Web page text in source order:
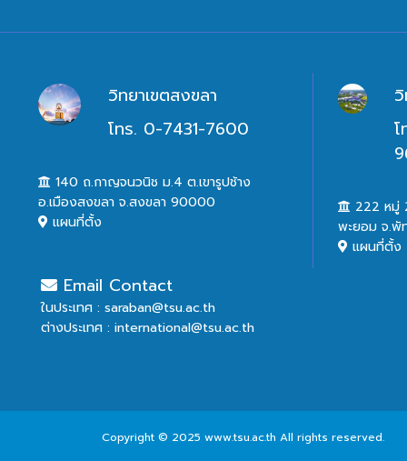
วิทยาเขตสงขลา
โทร. 0-7431-7600
140 ถ.กาญจนวนิช ม.4 ต.เขารูปช้าง
อ.เมืองสงขลา จ.สงขลา 90000
แผนที่ตั้ง
222 หมู่
พะยอม จ.
แผนที่ตั้ง
Email Contact
ในประเทศ : saraban@tsu.ac.th
ต่างประเทศ : international@tsu.ac.th
Copyright © 2025 www.tsu.ac.th All rights reserved.